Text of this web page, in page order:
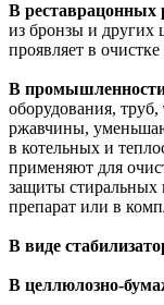
В реставрацонных
из бронзы и других
проявляет в
В
оборудования,
ржавчины,
в котельных и
применяют для
защиты
препарат или в
В виде
В целлюлозно-